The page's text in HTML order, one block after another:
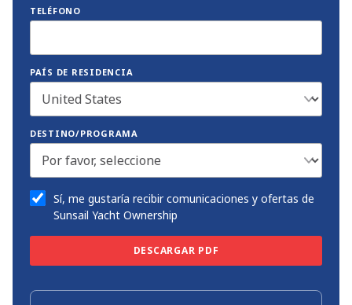
TELÉFONO
PAÍS DE RESIDENCIA
DESTINO/PROGRAMA
Sí, me gustaría recibir comunicaciones y ofertas de
Sunsail Yacht Ownership
DESCARGAR PDF